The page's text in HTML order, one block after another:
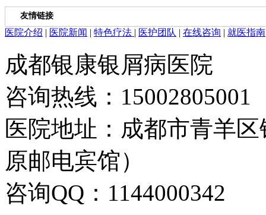
友情链接
医院介绍 | 医院新闻 | 特色疗法 | 医护团队 | 在线咨询 | 就医指南
成都银康银屑病医院
咨询热线：15002805001
医院地址：成都市青羊
原邮电宾馆）
咨询QQ：1144000342